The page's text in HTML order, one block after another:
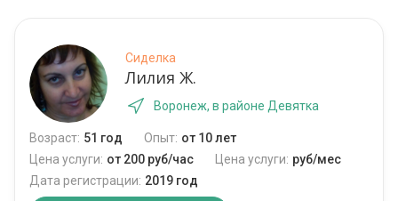
Сиделка
Лилия Ж.
Воронеж, в районе Девятка
Возраст: 51 год Опыт: от 10 лет
Цена услуги: от 200 руб/час Цена услуги: руб/мес
Дата регистрации: 2019 год